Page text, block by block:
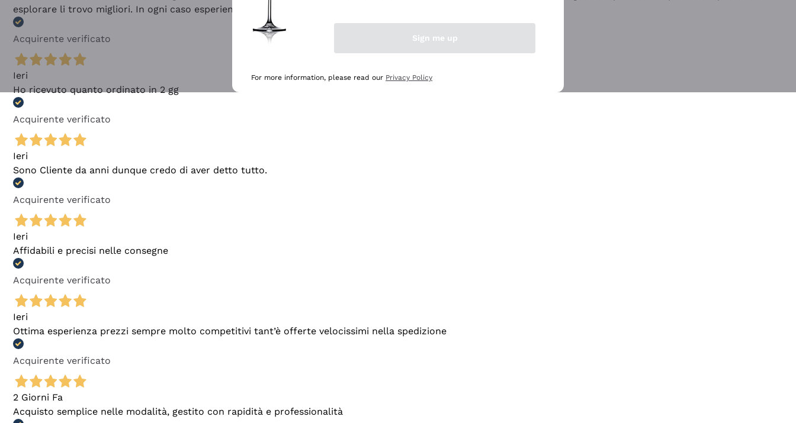
esplorare li trovo migliori. In ogni caso esperienza buona e lo consiglio! 👍
Acquirente verificato
Ieri
Ho ricevuto quanto ordinato in 2 gg
Acquirente verificato
Ieri
Sono Cliente da anni dunque credo di aver detto tutto.
Acquirente verificato
Ieri
Affidabili e precisi nelle consegne
Acquirente verificato
Ieri
Ottima esperienza prezzi sempre molto competitivi tant’è offerte velocissimi nella spedizione
Acquirente verificato
2 Giorni Fa
Acquisto semplice nelle modalità, gestito con rapidità e professionalità
Sign me up
For more information, please read our Privacy Policy